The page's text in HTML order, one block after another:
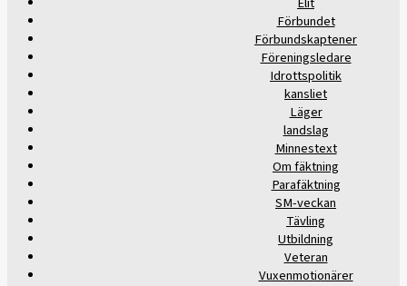
Förbundet
Förbundskaptener
Föreningsledare
Idrottspolitik
kansliet
Läger
landslag
Minnestext
Om fäktning
Parafäktning
SM-veckan
Tävling
Utbildning
Veteran
Vuxenmotionärer